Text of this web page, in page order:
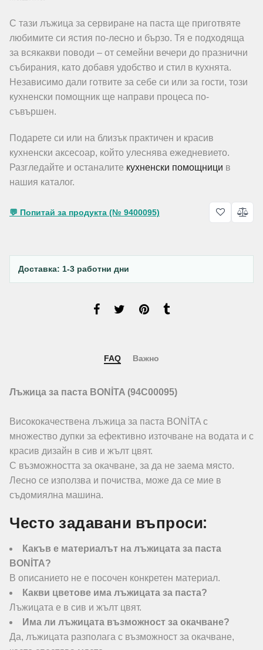
С тази лъжица за сервиране на паста ще приготвяте
любимите си ястия по-лесно и бързо. Тя е подходяща
за всякакви поводи – от семейни вечери до празнични
събирания, като добавя удобство и стил в кухнята.
Независимо дали готвите за себе си или за гости, този
кухненски помощник ще направи процеса по-
съвършен.
Подарете си или на близък практичен и красив
кухненски аксесоар, който улеснява ежедневието.
Разгледайте и останалите кухненски помощници в
нашия каталог.
💬 Попитай за продукта (№ 9400095)
Доставка: 1-3 работни дни
FAQ Важно
Лъжица за паста BONİTA (94C00095)
Висококачествена лъжица за паста BONİTA с
множество дупки за ефективно източване на водата и с
красив дизайн в сив и жълт цвят.
С възможността за окачване, за да не заема място.
Лесно се използва и почиства, може да се мие в
съдомиялна машина.
Често задавани въпроси:
Какъв е материалът на лъжицата за паста
BONİTA?
В описанието не е посочен конкретен материал.
Какви цветове има лъжицата за паста?
Лъжицата е в сив и жълт цвят.
Има ли лъжицата възможност за окачване?
Да, лъжицата разполага с възможност за окачване,